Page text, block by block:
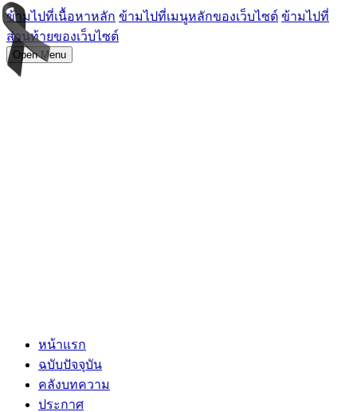
ข้ามไปที่เนื้อหาหลัก ข้ามไปที่เมนูหลักของเว็บไซต์ ข้ามไปที่
ส่วนท้ายของเว็บไซต์
Open Menu
หน้าแรก
ฉบับปัจจุบัน
คลังบทความ
ประกาศ